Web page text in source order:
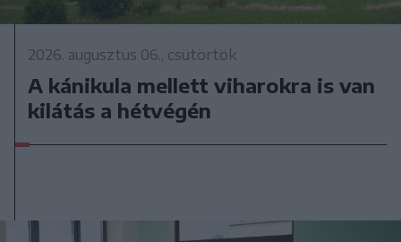
2026. augusztus 06., csütörtök
A kánikula mellett viharokra is van
kilátás a hétvégén